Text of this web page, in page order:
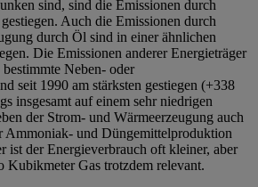
sind, sind die Emissionen durch
Auch die Emissionen durch
durch Öl sind in einer ähnlichen
Die Emissionen anderer Energieträger
Neben‑ oder
seit 1990 am stärksten gestiegen (+338
insgesamt auf einem sehr niedrigen
der Strom- und Wärmeerzeugung auch
Ammoniak- und Düngemittelproduktion
ist der Energieverbrauch oft kleiner, aber
Kubikmeter Gas trotzdem relevant.